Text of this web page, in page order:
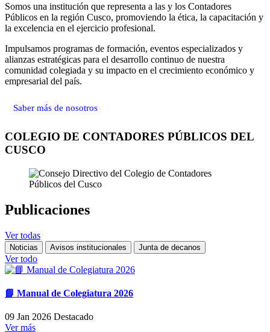
Somos una institución que representa a las y los Contadores
Públicos en la región Cusco, promoviendo la ética, la capacitación y
la excelencia en el ejercicio profesional.
Impulsamos programas de formación, eventos especializados y
alianzas estratégicas para el desarrollo continuo de nuestra
comunidad colegiada y su impacto en el crecimiento económico y
empresarial del país.
Saber más de nosotros
COLEGIO DE CONTADORES PÚBLICOS DEL
CUSCO
Publicaciones
Ver todas
Noticias Avisos institucionales Junta de decanos
Ver todo
📘 Manual de Colegiatura 2026
09 Jan 2026 Destacado
Ver más